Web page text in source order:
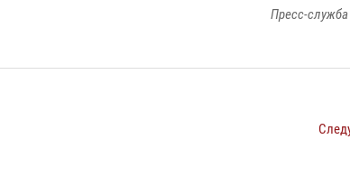
Пресс-служба